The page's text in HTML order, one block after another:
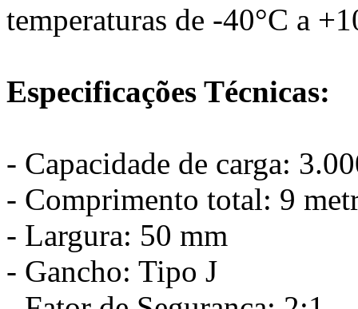
temperaturas de -40°C a
Especificações Técnicas:
- Capacidade de carga:
- Comprimento total: 9
- Largura: 50 mm
- Gancho: Tipo J